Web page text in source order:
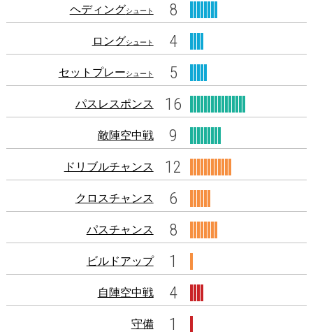
ヘディングシュート 8
ロングシュート 4
セットプレーシュート 5
パスレスポンス 16
敵陣空中戦 9
ドリブルチャンス 12
クロスチャンス 6
パスチャンス 8
ビルドアップ 1
自陣空中戦 4
守備 1